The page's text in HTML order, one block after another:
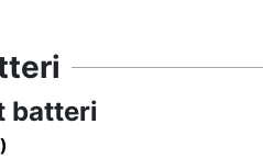
batteri